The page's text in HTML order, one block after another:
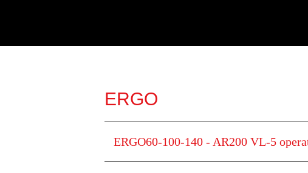
ERGO
ERGO60-100-140 - AR200 VL-5